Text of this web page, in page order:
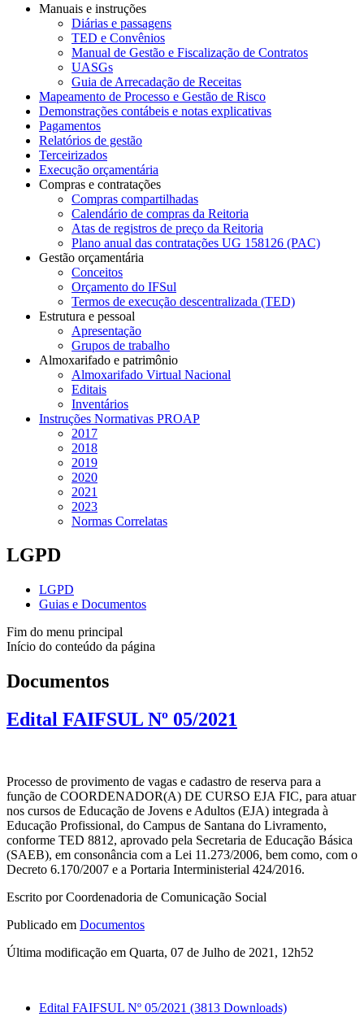
Manuais e instruções
Diárias e passagens
TED e Convênios
Manual de Gestão e Fiscalização de Contratos
UASGs
Guia de Arrecadação de Receitas
Mapeamento de Processo e Gestão de Risco
Demonstrações contábeis e notas explicativas
Pagamentos
Relatórios de gestão
Terceirizados
Execução orçamentária
Compras e contratações
Compras compartilhadas
Calendário de compras da Reitoria
Atas de registros de preço da Reitoria
Plano anual das contratações UG 158126 (PAC)
Gestão orçamentária
Conceitos
Orçamento do IFSul
Termos de execução descentralizada (TED)
Estrutura e pessoal
Apresentação
Grupos de trabalho
Almoxarifado e patrimônio
Almoxarifado Virtual Nacional
Editais
Inventários
Instruções Normativas PROAP
2017
2018
2019
2020
2021
2023
Normas Correlatas
LGPD
LGPD
Guias e Documentos
Fim do menu principal
Início do conteúdo da página
Documentos
Edital FAIFSUL Nº 05/2021
Processo de provimento de vagas e cadastro de reserva para a
função de COORDENADOR(A) DE CURSO EJA FIC, para atuar
nos cursos de Educação de Jovens e Adultos (EJA) integrada à
Educação Profissional, do Campus de Santana do Livramento,
conforme TED 8812, aprovado pela Secretaria de Educação Básica
(SAEB), em consonância com a Lei 11.273/2006, bem como, com o
Decreto 6.170/2007 e a Portaria Interministerial 424/2016.
Escrito por Coordenadoria de Comunicação Social
Publicado em Documentos
Última modificação em Quarta, 07 de Julho de 2021, 12h52
Edital FAIFSUL Nº 05/2021 (3813 Downloads)